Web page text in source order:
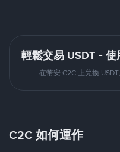
輕鬆交易 USDT -
在幣安 C2C 上兌換
C2C 如何運作